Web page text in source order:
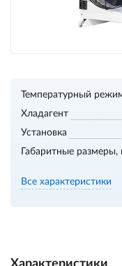
Температурный
Хладагент
Установка
Габаритные
Все характеристики